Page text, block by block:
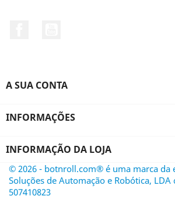
A SUA CONTA
INFORMAÇÕES
INFORMAÇÃO DA LOJA
© 2026 - botnroll.com® é uma marca da
Soluções de Automação e Robótica, LDA
507410823